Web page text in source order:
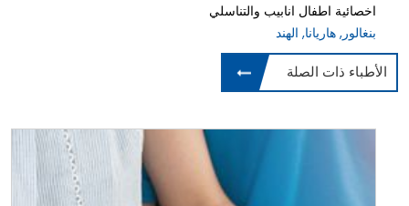
اخصائية اطفال انابيب والتناسلي
بنغالور, هاريانا, الهند
الأطباء ذات الصلة